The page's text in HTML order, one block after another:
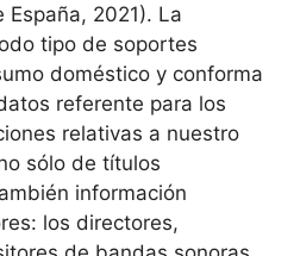
España, 2021). La
tipo de soportes
doméstico y conforma
referente para los
relativas a nuestro
sólo de títulos
información
los directores,